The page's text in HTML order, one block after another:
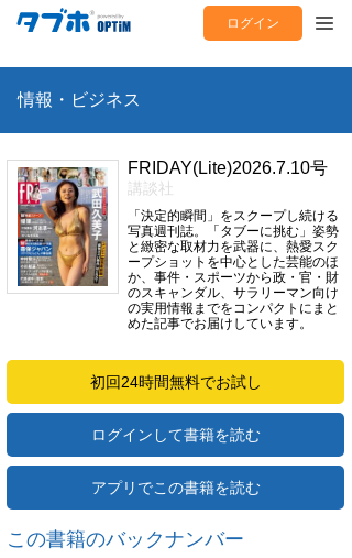
ログイン
情報・ビジネス
FRIDAY(Lite)2026.7.10号
講談社
「決定的瞬間」をスクープし続ける
写真週刊誌。「タブーに挑む」姿勢
と緻密な取材力を武器に、熱愛スク
ープショットを中心とした芸能のほ
か、事件・スポーツから政・官・財
のスキャンダル、サラリーマン向け
の実用情報までをコンパクトにまと
めた記事でお届けしています。
初回24時間無料でお試し
ログインして書籍を読む
アプリでこの書籍を読む
この書籍のバックナンバー